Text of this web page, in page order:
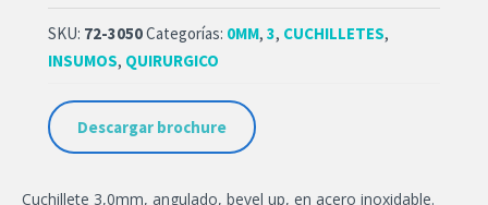
SKU: 72-3050Categorías: 0MM, 3, CUCHILLETES,
INSUMOS, QUIRURGICO
Descargar brochure
Cuchillete 3,0mm, angulado, bevel up, en acero inoxidable.